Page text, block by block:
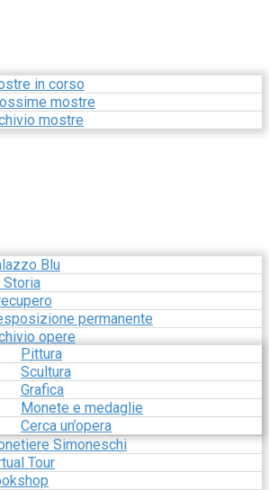
in corso
mostre
mostre
Blu
Storia
permanente
opere
Pittura
Scultura
Grafica
Monete e medaglie
Cerca un’opera
Simoneschi
Tour